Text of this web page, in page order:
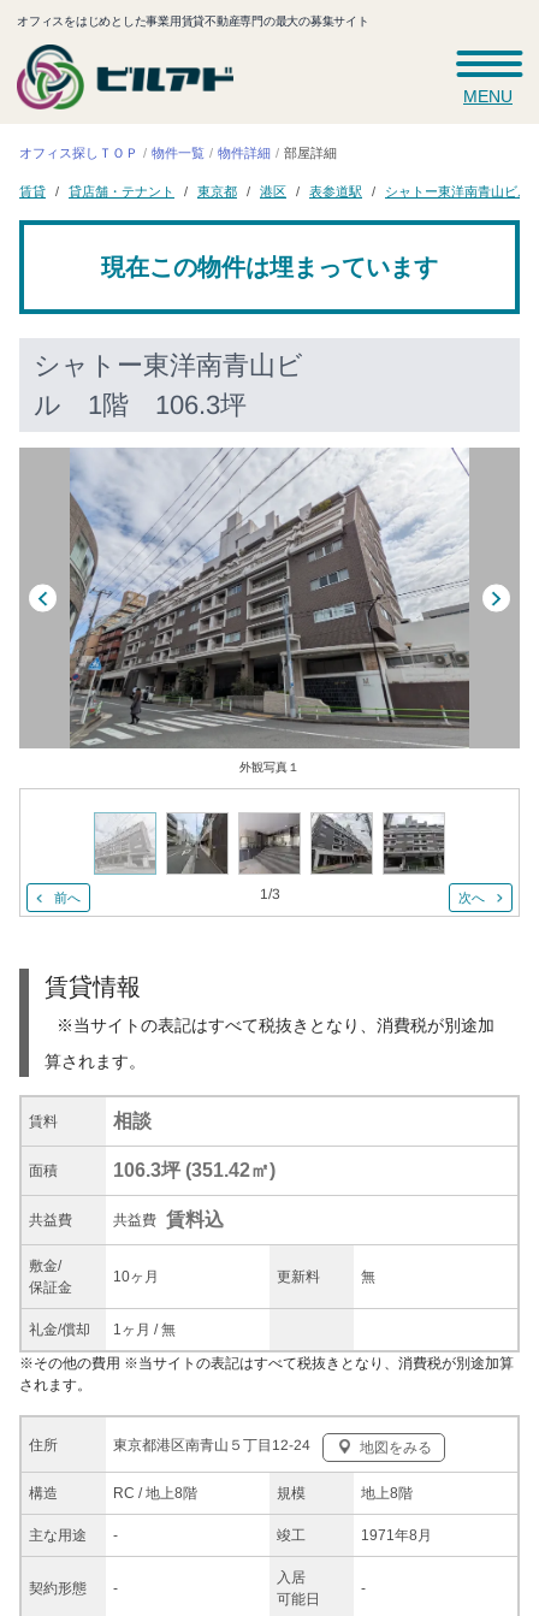
オフィスをはじめとした事業用賃貸不動産専門の最大の募集サイト
MENU
オフィス探しＴＯＰ 物件一覧 物件詳細 部屋詳細
賃貸 貸店舗・テナント 東京都 港区 表参道駅 シャトー東洋南青山ビル
現在この物件は埋まっています
シャトー東洋南青山ビ
ル 1階 106.3坪
外観写真１
前へ 1/3 次へ
賃貸情報
※当サイトの表記はすべて税抜きとなり、消費税が別途加
算されます。
賃料 相談
面積 106.3坪 (351.42㎡)
共益費 共益費 賃料込
敷金/
保証金
10ヶ月 更新料 無
礼金/償却 1ヶ月 /無
住所 東京都港区南青山５丁目12-24 地図をみる
構造 RC / 地上8階 規模 地上8階
主な用途 - 竣工 1971年8月
契約形態 -
入居
可能日
-
※その他の費用 ※当サイトの表記はすべて税抜きとなり、消費税が別途加算
されます。